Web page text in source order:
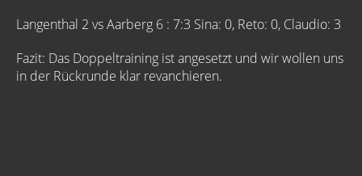
Langenthal 2 vs Aarberg 6 : 7:3 Sina: 0, Reto: 0, Claudio: 3
Fazit: Das Doppeltraining ist angesetzt und wir wollen uns
in der Rückrunde klar revanchieren.